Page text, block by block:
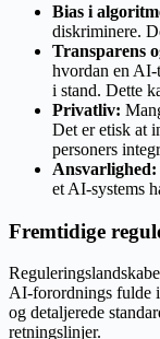
Bias i
diskriminere.
Transparens
hvordan en
i stand. Dette
Privatliv:
Det er etisk at
personers
Ansvarlighed:
et AI-systems
Fremtidige
AI-forordnings fulde
og detaljerede
retningslinjer.